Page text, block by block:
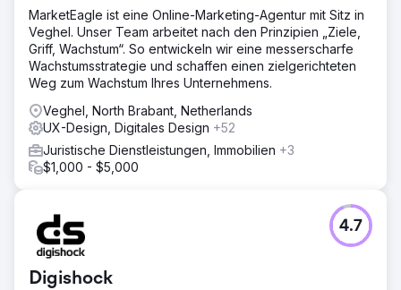
MarketEagle ist eine Online-Marketing-Agentur mit Sitz in
Veghel. Unser Team arbeitet nach den Prinzipien „Ziele,
Griff, Wachstum“. So entwickeln wir eine messerscharfe
Wachstumsstrategie und schaffen einen zielgerichteten
Weg zum Wachstum Ihres Unternehmens.
Veghel, North Brabant, Netherlands
UX-Design, Digitales Design +52
Juristische Dienstleistungen, Immobilien +3
$1,000 - $5,000
Digishock
4.7